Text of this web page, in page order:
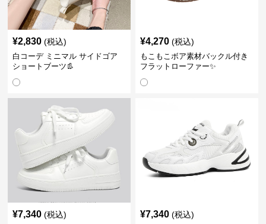
¥2,830 (税込)
白コーデ ミニマル サイドゴア
ショートブーツ👢
¥4,270 (税込)
もこもこボア素材バックル付き
フラットローファー✨
¥7,340 (税込) ¥7,340 (税込)